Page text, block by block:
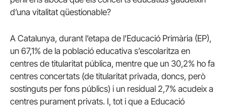
d’una vitalitat qüestionable?
A Catalunya, durant l’etapa de l’Educació Primària (EP),
un 67,1% de la població educativa s’escolaritza en
centres de titularitat pública, mentre que un 30,2% ho fa
centres concertats (de titularitat privada, doncs, però
sostinguts per fons públics) i un residual 2,7% acudeix a
centres purament privats. I, tot i que a Educació